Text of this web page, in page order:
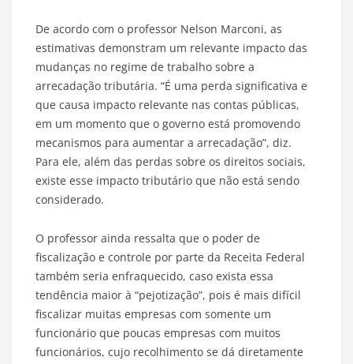
De acordo com o professor Nelson Marconi, as
estimativas demonstram um relevante impacto das
mudanças no regime de trabalho sobre a
arrecadação tributária. “É uma perda significativa e
que causa impacto relevante nas contas públicas,
em um momento que o governo está promovendo
mecanismos para aumentar a arrecadação”, diz.
Para ele, além das perdas sobre os direitos sociais,
existe esse impacto tributário que não está sendo
considerado.
O professor ainda ressalta que o poder de
fiscalização e controle por parte da Receita Federal
também seria enfraquecido, caso exista essa
tendência maior à “pejotização”, pois é mais difícil
fiscalizar muitas empresas com somente um
funcionário que poucas empresas com muitos
funcionários, cujo recolhimento se dá diretamente